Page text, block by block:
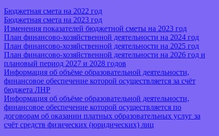
Бюджетная смета на 2022 год
Бюджетная смета на 2023 год
Изменения показателей бюджетной сметы на 2023 год
План финансово-хозяйственной деятельности на 2024 год
План финансово-хозяйственной деятельности на 2025 год
План финансово-хозяйственной деятельности на 2026 год и
плановый период 2027 и 2028 годов
Информация об объёме образовательной деятельности,
финансовое обеспечение которой осуществляется за счёт
бюджета ЛНР
Информация об объёме образовательной деятельности,
финансовое обеспечение которой осуществляется по
договорам об оказании платных образовательных услуг за
счёт средств физических (юридических) лиц